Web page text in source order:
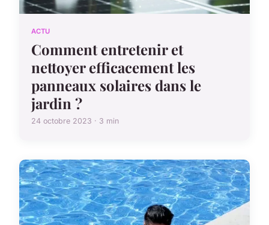
ACTU
Comment entretenir et
nettoyer efficacement les
panneaux solaires dans le
jardin ?
24 octobre 2023 · 3 min